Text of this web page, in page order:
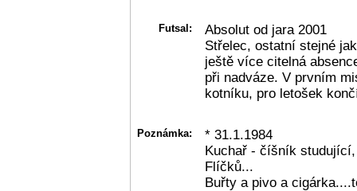
Futsal:
Absolut od jara 2001
Střelec, ostatní stejné
ještě více citelná
při nadváze. V prvním
kotníku, pro letošek
Poznámka:
* 31.1.1984
Kuchař - číšník
Flíčků...
Buřty a pivo a